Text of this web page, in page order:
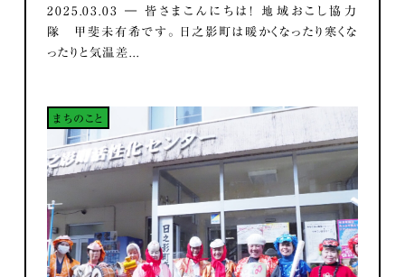
2025.03.03 ― 皆さまこんにちは！ 地域おこし協力
隊 甲斐未有希です。 日之影町は暖かくなったり寒くな
ったりと気温差...
まちのこと